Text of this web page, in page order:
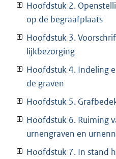
Hoofdstuk 2.
op de begraafplaats
Hoofdstuk 3.
lijkbezorging
Hoofdstuk 4. Indeling
de graven
Hoofdstuk 5.
Hoofdstuk 6. Ruiming
urnengraven en
Hoofdstuk 7. In stand